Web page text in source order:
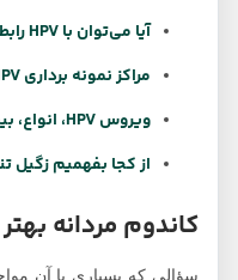
آیا می‌توان با HPV رابطه جنسی داشت؟
مراکز نمونه برداری HPV در تهران؛ تست HPV در تهران
ویروس HPV، انواع، بیماری‌زایی و راه انتقال
از کجا بفهمیم زگیل
کاندوم مردانه بهتر
سؤالی که بسیاری با آن مواجه